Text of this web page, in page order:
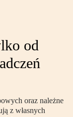
od
oraz należne
z własnych